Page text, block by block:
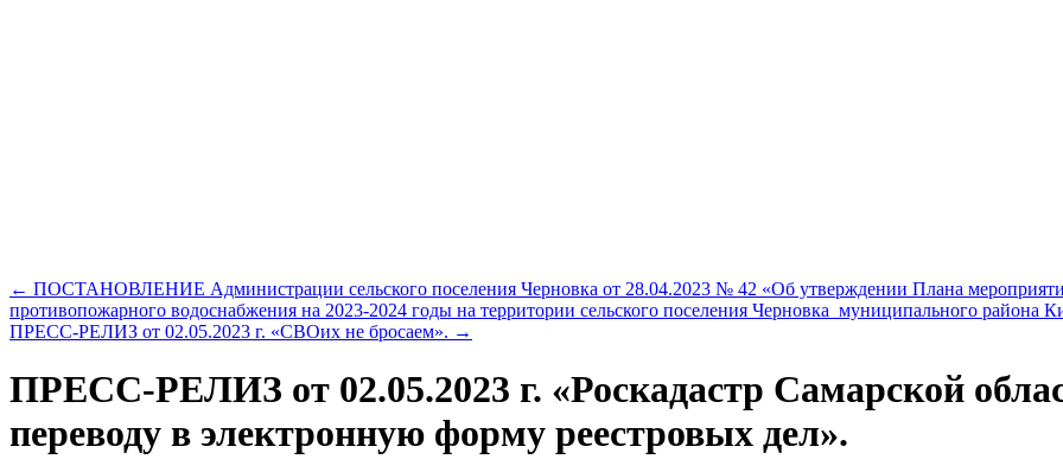
← ПОСТАНОВЛЕНИЕ Администрации сельского поселения Черновка от 28.04.2023 № 42 «Об утверждении Плана
противопожарного водоснабжения на 2023-2024 годы на территории сельского поселения Черновка муниципального района
ПРЕСС-РЕЛИЗ от 02.05.2023 г. «СВОих не бросаем». →
ПРЕСС-РЕЛИЗ от 02.05.2023 г. «Роскадастр Самарской
переводу в электронную форму реестровых дел».